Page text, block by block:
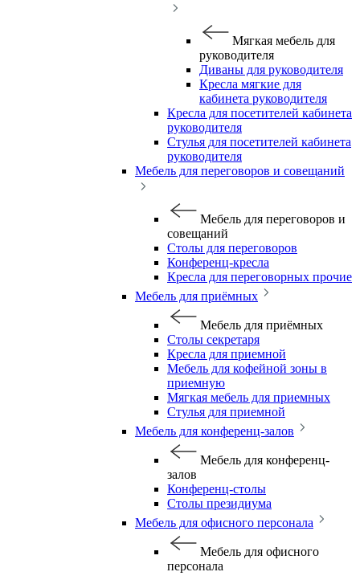
Мягкая мебель для
руководителя
Диваны для руководителя
Кресла мягкие для
кабинета руководителя
Кресла для посетителей кабинета
руководителя
Стулья для посетителей кабинета
руководителя
Мебель для переговоров и совещаний
Мебель для переговоров и
совещаний
Столы для переговоров
Конференц-кресла
Кресла для переговорных прочие
Мебель для приёмных
Мебель для приёмных
Столы секретаря
Кресла для приемной
Мебель для кофейной зоны в
приемную
Мягкая мебель для приемных
Стулья для приемной
Мебель для конференц-залов
Мебель для конференц-
залов
Конференц-столы
Столы президиума
Мебель для офисного персонала
Мебель для офисного
персонала